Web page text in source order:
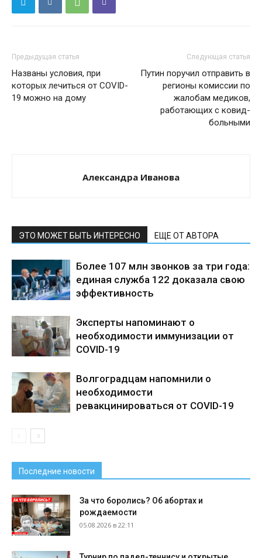
Предыдущая статья
Названы условия, при
которых лечиться от COVID-
19 можно на дому
Следующая статья
Путин поручил отправить в
регионы комиссии по
жалобам медиков,
работающих с ковид-
больными
Александра Иванова
ЭТО МОЖЕТ БЫТЬ ИНТЕРЕСНО ЕЩЕ ОТ АВТОРА
Более 107 млн звонков за три года:
единая служба 122 доказала свою
эффективность
Эксперты напоминают о
необходимости иммунизации от
COVID-19
Волгоградцам напомнили о
необходимости
ревакцинироваться от COVID-19
Последние новости
За что боролись? Об абортах и
рождаемости
05.08.2026 в 22:11